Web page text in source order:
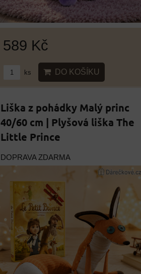
589 Kč
ks DO KOŠÍKU
Liška z pohádky Malý princ
40/60 cm | Plyšová liška The
Little Prince
DOPRAVA ZDARMA